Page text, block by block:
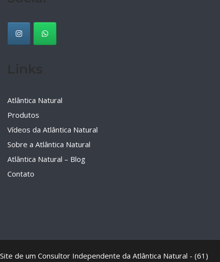
Atlântica Natural
Produtos
Vídeos da Atlântica Natural
Sobre a Atlântica Natural
Atlântica Natural – Blog
Contato
Site de um Consultor Independente da Atlântica Natural - (61)